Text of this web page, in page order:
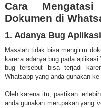
Cara
Dokumen di
1. Adanya Bug Aplikasi
Masalah tidak bisa mengirim
karena adanya bug pada
bug tersebut bisa terjadi
Whatsapp yang anda gunakan
Oleh karena itu, pastikan
anda gunakan merupakan yang